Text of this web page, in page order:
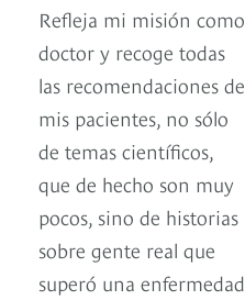
Refleja mi misión como
doctor y recoge todas
las recomendaciones de
mis pacientes, no sólo
de temas científicos,
que de hecho son muy
pocos, sino de historias
sobre gente real que
superó una enfermedad